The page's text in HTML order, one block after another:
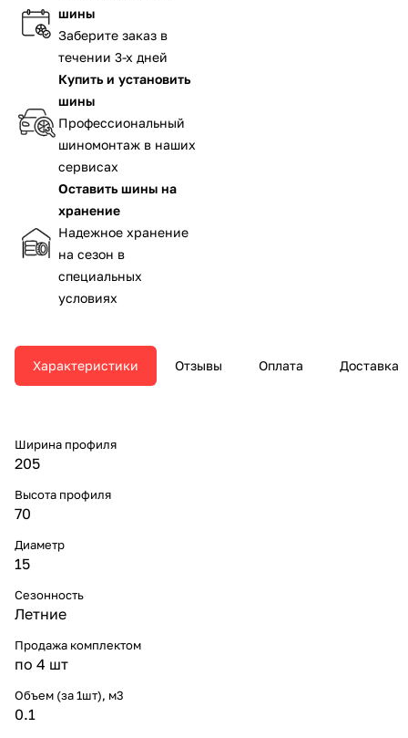
шины
Заберите заказ в
течении 3-х дней
Купить и установить
шины
Профессиональный
шиномонтаж в наших
сервисах
Оставить шины на
хранение
Надежное хранение
на сезон в
специальных
условиях
Характеристики Отзывы Оплата Доставка
Ширина профиля
205
Высота профиля
70
Диаметр
15
Сезонность
Летние
Продажа комплектом
по 4 шт
Объем (за 1шт), м3
0.1